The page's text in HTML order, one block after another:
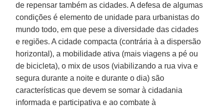
de repensar também as cidades. A defesa de algumas
condições é elemento de unidade para urbanistas do
mundo todo, em que pese a diversidade das cidades
e regiões. A cidade compacta (contrária à a dispersão
horizontal), a mobilidade ativa (mais viagens a pé ou
de bicicleta), o mix de usos (viabilizando a rua viva e
segura durante a noite e durante o dia) são
características que devem se somar à cidadania
informada e participativa e ao combate à